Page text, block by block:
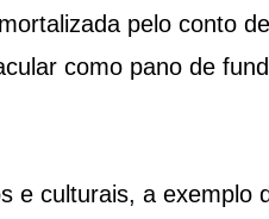
pelo conto
como pano de
e culturais, a exemplo